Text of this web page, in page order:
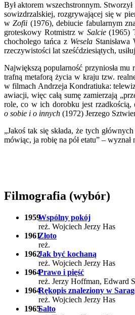
Był aktorem wszechstronnym.
sowizdrzalskiej, rozgrywającej się w
wZofii (1976), debiucie fabularnym
groteskowy Rotmistrz w Salcie(1965)
chocholego tańca z Wesela
rzeczywistości lat sześćdziesiątych,
Największą popularność przyniosła
trafną metaforą życia w kraju tzw.
w filmach Andrzeja Kondratiuka:
awiacji, więc całą sumę zamierzają
role, co w ich dorobku jest
o sobie i o innych (1972) Jerzego
„Jakoś tak się składa, że tych
mówiąc, ja robię na pół etatu” – wyznał
Filmografia (wybór)
1959Wspólny pokój
reż. Wojciech Jerzy Has
1961Złoto
reż.
1962Jak być kochaną
reż. Wojciech Jerzy Has
1964Prawo i pięść
reż. Jerzy Hoffman, Edward
1964Rękopis znaleziony w
reż. Wojciech Jerzy Has
1965Salto